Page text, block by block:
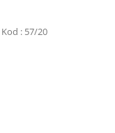
Kod : 57/20